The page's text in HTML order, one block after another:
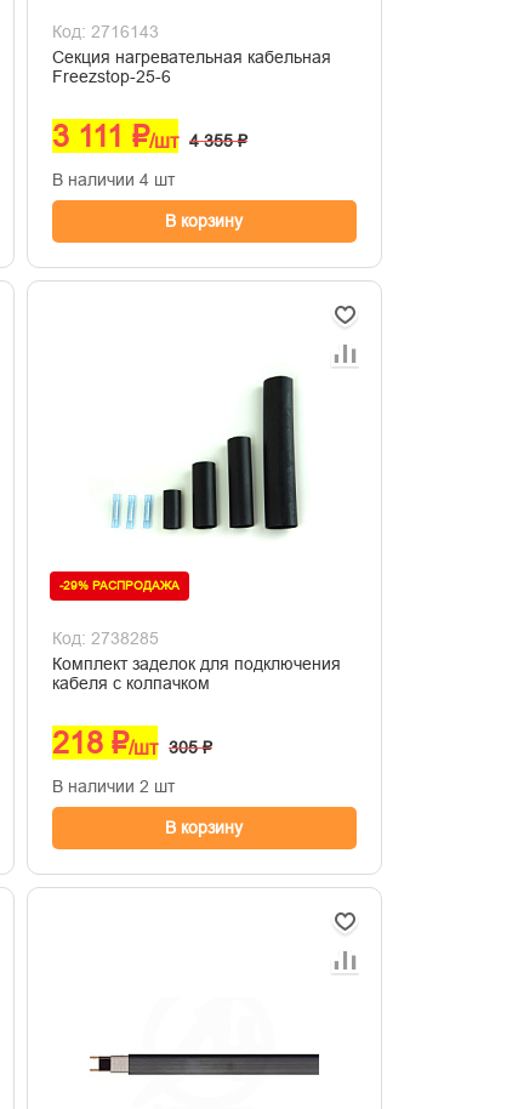
Код: 2716143
Секция нагревательная кабельная
Freezstop-25-6
3 111 ₽/шт 4 355 ₽
В наличии 4 шт
В корзину
-29% РАСПРОДАЖА
Код: 2738285
Комплект заделок для подключения
кабеля с колпачком
218 ₽/шт 305 ₽
В наличии 2 шт
В корзину